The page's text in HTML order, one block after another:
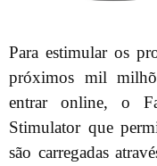
Para estimular os
próximos mil
entrar online, o
Stimulator que
são carregadas